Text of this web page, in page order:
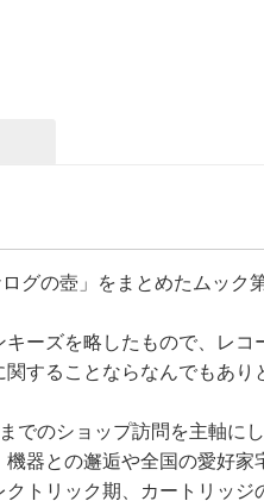
グの壺」をまとめたムッ
ーズを略したもので、レ
することならなんでもあ
でのショップ訪問を主軸に
器との邂逅や全国の愛好
トリック期、カートリッ